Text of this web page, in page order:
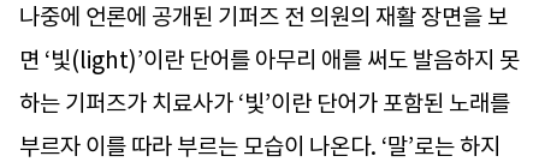
나중에 언론에 공개된 기퍼즈 전 의원의 재활 장면을 보
면 ‘빛(light)’이란 단어를 아무리 애를 써도 발음하지 못
하는 기퍼즈가 치료사가 ‘빛’이란 단어가 포함된 노래를
부르자 이를 따라 부르는 모습이 나온다. ‘말’로는 하지